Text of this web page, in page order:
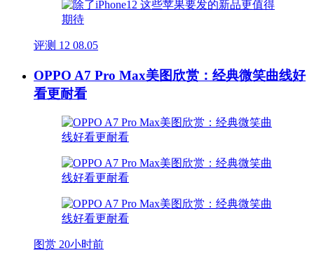
评测 12 08.05
OPPO A7 Pro Max美图欣赏：经典微笑曲线好
看更耐看
图赏 20小时前